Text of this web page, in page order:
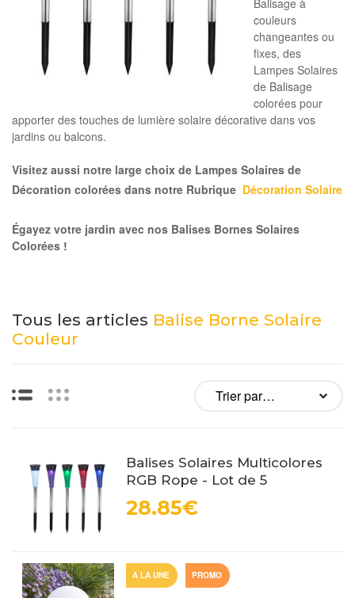
couleurs
changeantes ou
fixes, des
Lampes Solaires
de Balisage
colorées pour
apporter des touches de lumière solaire décorative dans vos
jardins ou balcons.
Visitez aussi notre large choix de Lampes Solaires de
Décoration colorées dans notre Rubrique Décoration Solaire
Égayez votre jardin avec nos Balises Bornes Solaires
Colorées !
Tous les articles Balise Borne Solaire
Couleur
Liste
Balises Solaires Multicolores
RGB Rope - Lot de 5
28.85€
A LA UNE PROMO